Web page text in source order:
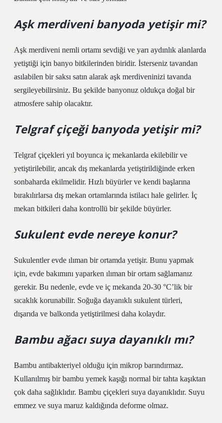
Aşk merdiveni banyoda yetişir mi?
Aşk merdiveni nemli ortamı sevdiği ve yarı aydınlık alanlarda
yetiştiği için banyo bitkilerinden biridir. İsterseniz tavandan
asılabilen bir saksı satın alarak aşk merdiveninizi tavanda
sergileyebilirsiniz. Bu şekilde banyonuz oldukça doğal bir
atmosfere sahip olacaktır.
Telgraf çiçeği banyoda yetişir mi?
Telgraf çiçekleri yıl boyunca iç mekanlarda ekilebilir ve
yetiştirilebilir, ancak dış mekanlarda yetiştirildiğinde erken
sonbaharda ekilmelidir. Hızlı büyürler ve kendi başlarına
bırakılırlarsa dış mekan ortamlarında istilacı hale gelirler. İç
mekan bitkileri daha kontrollü bir şekilde büyürler.
Sukulent evde nereye konur?
Sukulentler evde ılıman bir ortamda yetişir. Bunu yapmak
için, evde bakımını yaparken ılıman bir ortam sağlamanız
gerekir. Bu nedenle, evde ve iç mekanda 20-30 °C’lik bir
sıcaklık korunabilir. Soğuğa dayanıklı sukulent türleri,
dışarıda ve balkonda yetiştirilmesi daha kolaydır.
Bambu ağacı suya dayanıklı mı?
Bambu antibakteriyel olduğu için mikrop barındırmaz.
Kullanılmış bir bambu yemek kaşığı normal bir tahta kaşıktan
çok daha sağlıklıdır. Bambu çiçekleri suya dayanıklıdır. Suyu
emmez ve suya maruz kaldığında deforme olmaz.